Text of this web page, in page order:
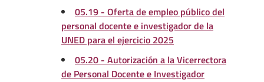
05.19 - Oferta de empleo público del
personal docente e investigador de la
UNED para el ejercicio 2025
05.20 - Autorización a la Vicerrectora
de Personal Docente e Investigador